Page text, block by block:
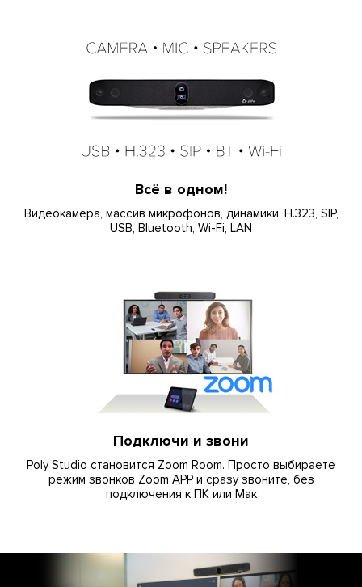
Всё в одном!
Видеокамера, массив микрофонов, динамики, H.323, SIP,
USB, Bluetooth, Wi-Fi, LAN
Подключи и звони
Poly Studio становится Zoom Room. Просто выбираете
режим звонков Zoom APP и сразу звоните, без
подключения к ПК или Maк